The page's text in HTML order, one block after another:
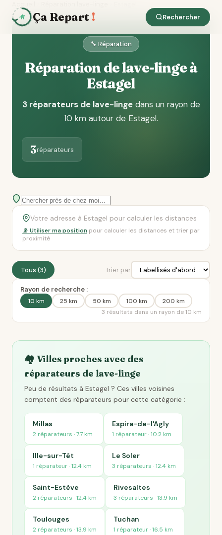
Ça Repart ! Rechercher
🔧 Réparation
Réparation de lave-linge à
Estagel
3 réparateurs de lave-lingedans un rayon de
10 km autour de Estagel.
3réparateurs
📡 Utiliser ma position pour calculer les distances et trier par
proximité
Tous (3) Trier par
Rayon de recherche :
10 km 25 km 50 km 100 km
200 km
3 résultats dans un rayon de 10 km
🏘️ Villes proches avec des
réparateurs de lave-linge
Peu de résultats à Estagel ? Ces villes voisines
comptent des réparateurs pour cette catégorie :
Millas
2 réparateurs · 7.7 km
Espira-de-l'Agly
1 réparateur · 10.2 km
Ille-sur-Têt
1 réparateur · 12.4 km
Le Soler
3 réparateurs · 12.4 km
Saint-Estève
2 réparateurs · 12.4 km
Rivesaltes
3 réparateurs · 13.9 km
Toulouges
2 réparateurs · 13.9 km
Tuchan
1 réparateur · 16.5 km